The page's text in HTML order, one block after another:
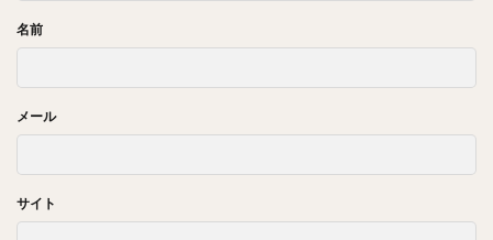
名前
メール
サイト